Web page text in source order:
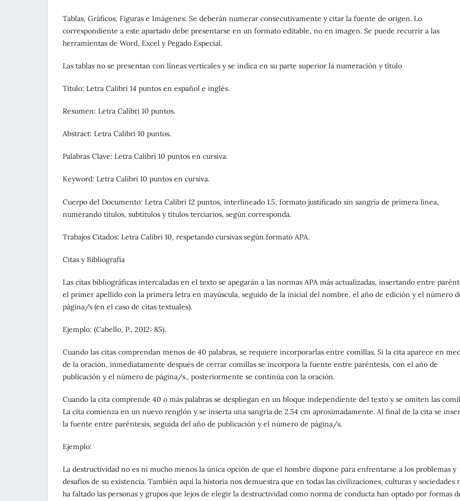
Tablas, Gráficos, Figuras e Imágenes: Se deberán numerar consecutivamente y citar la fuente de origen. Lo
correspondiente a este apartado debe presentarse en un formato editable, no en imagen. Se puede recurrir a las
herramientas de Word, Excel y Pegado Especial.
Las tablas no se presentan con líneas verticales y se indica en su parte superior la numeración y título
Título: Letra Calibri 14 puntos en español e inglés.
Resumen: Letra Calibri 10 puntos.
Abstract: Letra Calibri 10 puntos.
Palabras Clave: Letra Calibri 10 puntos en cursiva.
Keyword: Letra Calibri 10 puntos en cursiva.
Cuerpo del Documento: Letra Calibri 12 puntos, interlineado 1.5, formato justificado sin sangría de primera línea,
numerando títulos, subtítulos y títulos terciarios, según corresponda.
Trabajos Citados: Letra Calibri 10, respetando cursivas según formato APA.
Citas y Bibliografía
Las citas bibliográficas intercaladas en el texto se apegarán a las normas APA más actualizadas, insertando entre
el primer apellido con la primera letra en mayúscula, seguido de la inicial del nombre, el año de edición y el número
página/s (en el caso de citas textuales).
Ejemplo: (Cabello, P., 2012: 85).
Cuando las citas comprendan menos de 40 palabras, se requiere incorporarlas entre comillas. Si la cita aparece en
de la oración, inmediatamente después de cerrar comillas se incorpora la fuente entre paréntesis, con el año de
publicación y el número de página/s., posteriormente se continúa con la oración.
Cuando la cita comprende 40 o más palabras se despliegan en un bloque independiente del texto y se omiten las
La cita comienza en un nuevo renglón y se inserta una sangría de 2.54 cm aproximadamente. Al final de la cita se
la fuente entre paréntesis, seguida del año de publicación y el número de página/s.
Ejemplo:
La destructividad no es ni mucho menos la única opción de que el hombre dispone para enfrentarse a los problemas y
desafíos de su existencia. También aquí la historia nos demuestra que en todas las civilizaciones, culturas y sociedades
ha faltado las personas y grupos que lejos de elegir la destructividad como norma de conducta han optado por formas